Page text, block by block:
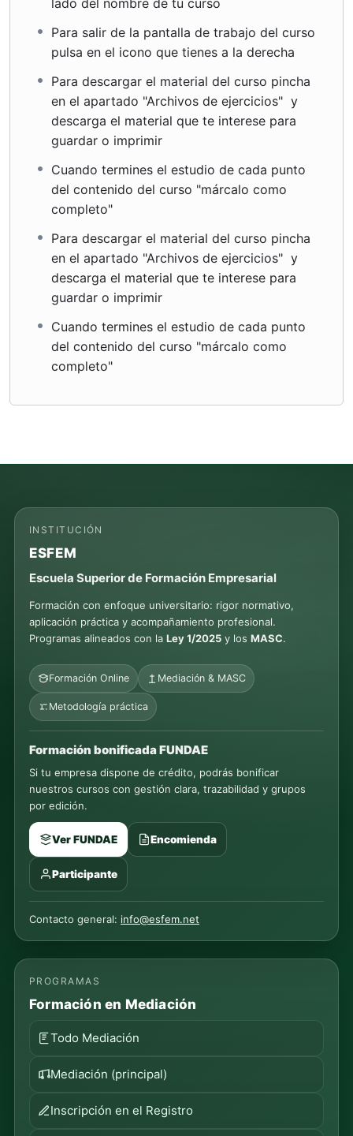
Para salir de la pantalla de trabajo del curso
pulsa en el icono que tienes a la derecha
Para descargar el material del curso pincha
en el apartado "Archivos de ejercicios" y
descarga el material que te interese para
guardar o imprimir
Cuando termines el estudio de cada punto
del contenido del curso "márcalo como
completo"
Para descargar el material del curso pincha
en el apartado "Archivos de ejercicios" y
descarga el material que te interese para
guardar o imprimir
Cuando termines el estudio de cada punto
del contenido del curso "márcalo como
completo"
INSTITUCIÓN
ESFEM
Escuela Superior de Formación Empresarial
Formación con enfoque universitario: rigor normativo,
aplicación práctica y acompañamiento profesional.
Programas alineados con la Ley 1/2025 y los MASC.
Formación Online Mediación & MASC
Metodología práctica
Formación bonificada FUNDAE
Si tu empresa dispone de crédito, podrás bonificar
nuestros cursos con gestión clara, trazabilidad y grupos
por edición.
Ver FUNDAE Encomienda
Participante
Contacto general: info@esfem.net
PROGRAMAS
Formación en Mediación
Todo Mediación
Mediación (principal)
Inscripción en el Registro